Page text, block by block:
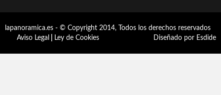
lapanoramica.es - © Copyright 2014, Todos los derechos reservados
Aviso Legal
Ley de Cookies Diseñado por Esdide